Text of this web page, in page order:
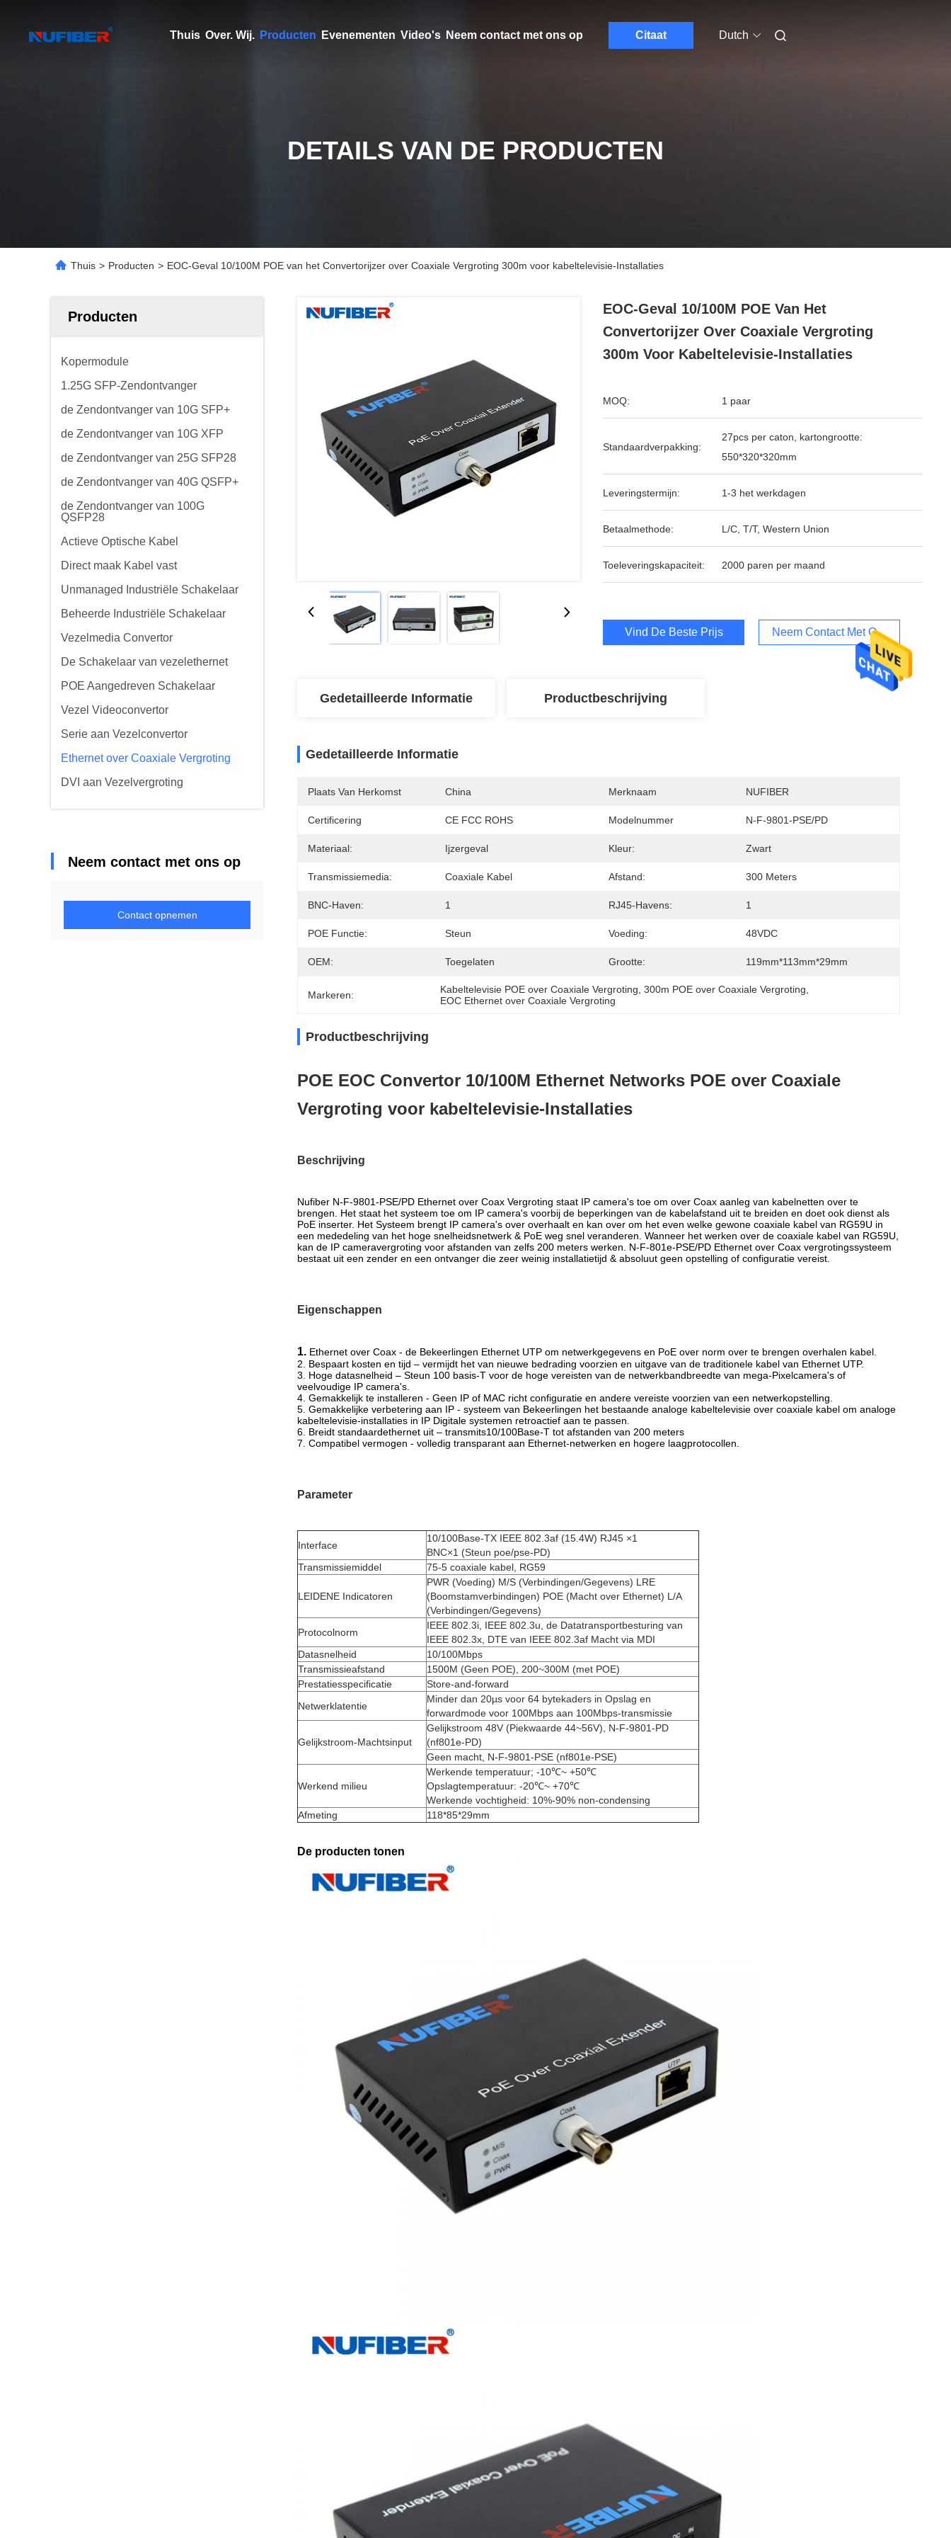
Thuis Over. Wij. Producten Evenementen Video's Neem contact met ons op Citaat Dutch
DETAILS VAN DE PRODUCTEN
Thuis > Producten > EOC-Geval 10/100M POE van het Convertorijzer over Coaxiale Vergroting 300m voor kabeltelevisie-Installaties
Producten
Kopermodule
1.25G SFP-Zendontvanger
de Zendontvanger van 10G SFP+
de Zendontvanger van 10G XFP
de Zendontvanger van 25G SFP28
de Zendontvanger van 40G QSFP+
de Zendontvanger van 100G
QSFP28
Actieve Optische Kabel
Direct maak Kabel vast
Unmanaged Industriële Schakelaar
Beheerde Industriële Schakelaar
Vezelmedia Convertor
De Schakelaar van vezelethernet
POE Aangedreven Schakelaar
Vezel Videoconvertor
Serie aan Vezelconvertor
Ethernet over Coaxiale Vergroting
DVI aan Vezelvergroting
Neem contact met ons op
Contact opnemen
EOC-Geval 10/100M POE Van Het
Convertorijzer Over Coaxiale Vergroting
300m Voor Kabeltelevisie-Installaties
MOQ: 1 paar
Standaardverpakking:
27pcs per caton, kartongrootte:
550*320*320mm
Leveringstermijn: 1-3 het werkdagen
Betaalmethode: L/C, T/T, Western Union
Toeleveringskapaciteit: 2000 paren per maand
Vind De Beste Prijs Neem Contact Met Ons Op
Gedetailleerde Informatie Productbeschrijving
Gedetailleerde Informatie
Plaats Van Herkomst China Merknaam NUFIBER
Certificering CE FCC ROHS Modelnummer N-F-9801-PSE/PD
Materiaal: Ijzergeval Kleur: Zwart
Transmissiemedia: Coaxiale Kabel Afstand: 300 Meters
BNC-Haven: 1 RJ45-Havens: 1
POE Functie: Steun Voeding: 48VDC
OEM: Toegelaten Grootte: 119mm*113mm*29mm
Markeren: Kabeltelevisie POE over Coaxiale Vergroting , 300m POE over Coaxiale Vergroting
EOC Ethernet over Coaxiale Vergroting
Productbeschrijving
POE EOC Convertor 10/100M Ethernet Networks POE over Coaxiale
Vergroting voor kabeltelevisie-Installaties
Beschrijving
Nufiber N-F-9801-PSE/PD Ethernet over Coax Vergroting staat IP camera's toe om over Coax aanleg van kabelnetten over te
brengen. Het staat het systeem toe om IP camera's voorbij de beperkingen van de kabelafstand uit te breiden en doet ook dienst als
PoE inserter. Het Systeem brengt IP camera's over overhaalt en kan over om het even welke gewone coaxiale kabel van RG59U in
een mededeling van het hoge snelheidsnetwerk & PoE weg snel veranderen. Wanneer het werken over de coaxiale kabel van RG59U,
kan de IP cameravergroting voor afstanden van zelfs 200 meters werken. N-F-801e-PSE/PD Ethernet over Coax vergrotingssysteem
bestaat uit een zender en een ontvanger die zeer weinig installatietijd & absoluut geen opstelling of configuratie vereist.
Eigenschappen
1. Ethernet over Coax - de Bekeerlingen Ethernet UTP om netwerkgegevens en PoE over norm over te brengen overhalen kabel.
2. Bespaart kosten en tijd – vermijdt het van nieuwe bedrading voorzien en uitgave van de traditionele kabel van Ethernet UTP.
3. Hoge datasnelheid – Steun 100 basis-T voor de hoge vereisten van de netwerkbandbreedte van mega-Pixelcamera's of
veelvoudige IP camera's.
4. Gemakkelijk te installeren - Geen IP of MAC richt configuratie en andere vereiste voorzien van een netwerkopstelling.
5. Gemakkelijke verbetering aan IP - systeem van Bekeerlingen het bestaande analoge kabeltelevisie over coaxiale kabel om analoge
kabeltelevisie-installaties in IP Digitale systemen retroactief aan te passen.
6. Breidt standaardethernet uit – transmits10/100Base-T tot afstanden van 200 meters
7. Compatibel vermogen - volledig transparant aan Ethernet-netwerken en hogere laagprotocollen.
Parameter
Interface
10/100Base-TX IEEE 802.3af (15.4W) RJ45 ×1
BNC×1 (Steun poe/pse-PD)
Transmissiemiddel
75-5 coaxiale kabel, RG59
LEIDENE Indicatoren
PWR (Voeding) M/S (Verbindingen/Gegevens) LRE
(Boomstamverbindingen) POE (Macht over Ethernet) L/A
(Verbindingen/Gegevens)
Protocolnorm
IEEE 802.3i, IEEE 802.3u, de Datatransportbesturing van
IEEE 802.3x, DTE van IEEE 802.3af Macht via MDI
Datasnelheid
10/100Mbps
Transmissieafstand
1500M (Geen POE), 200~300M (met POE)
Prestatiesspecificatie
Store-and-forward
Netwerklatentie
Minder dan 20µs voor 64 bytekaders in Opslag en
forwardmode voor 100Mbps aan 100Mbps-transmissie
Gelijkstroom-Machtsinput
Gelijkstroom 48V (Piekwaarde 44~56V), N-F-9801-PD
(nf801e-PD)
Geen macht, N-F-9801-PSE (nf801e-PSE)
Werkend milieu
Werkende temperatuur; -10℃~ +50℃
Opslagtemperatuur: -20℃~ +70℃
Werkende vochtigheid: 10%-90% non-condensing
Afmeting
118*85*29mm
De producten tonen